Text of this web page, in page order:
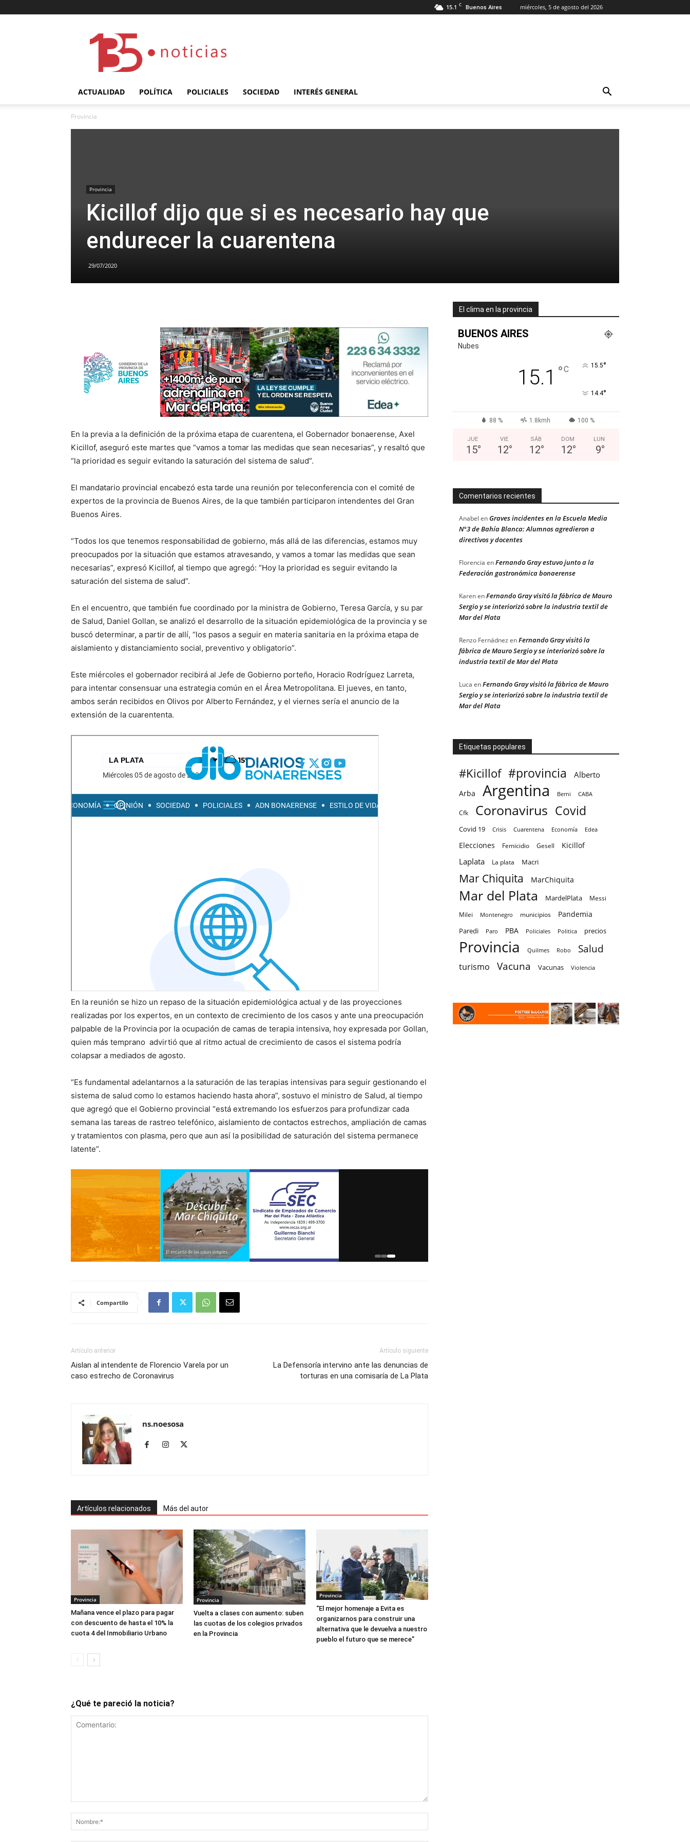
15.1 C Buenos Aires miércoles, 5 de agosto del 2026
ACTUALIDAD POLÍTICA POLICIALES SOCIEDAD INTERÉS GENERAL
Provincia
Provincia
Kicillof dijo que si es necesario hay que
endurecer la cuarentena
29/07/2020
En la previa a la definición de la próxima etapa de cuarentena, el Gobernador bonaerense, Axel
Kicillof, aseguró este martes que “vamos a tomar las medidas que sean necesarias”, y resaltó que
“la prioridad es seguir evitando la saturación del sistema de salud”.
El mandatario provincial encabezó esta tarde una reunión por teleconferencia con el comité de
expertos de la provincia de Buenos Aires, de la que también participaron intendentes del Gran
Buenos Aires.
“Todos los que tenemos responsabilidad de gobierno, más allá de las diferencias, estamos muy
preocupados por la situación que estamos atravesando, y vamos a tomar las medidas que sean
necesarias”, expresó Kicillof, al tiempo que agregó: “Hoy la prioridad es seguir evitando la
saturación del sistema de salud”.
En el encuentro, que también fue coordinado por la ministra de Gobierno, Teresa García, y su par
de Salud, Daniel Gollan, se analizó el desarrollo de la situación epidemiológica de la provincia y se
buscó determinar, a partir de allí, “los pasos a seguir en materia sanitaria en la próxima etapa de
aislamiento y distanciamiento social, preventivo y obligatorio”.
Este miércoles el gobernador recibirá al Jefe de Gobierno porteño, Horacio Rodríguez Larreta,
para intentar consensuar una estrategia común en el Área Metropolitana. El jueves, en tanto,
ambos serán recibidos en Olivos por Alberto Fernández, y el viernes sería el anuncio de la
extensión de la cuarententa.
En la reunión se hizo un repaso de la situación epidemiológica actual y de las proyecciones
realizadas por los expertos, en un contexto de crecimiento de los casos y ante una preocupación
palpable de la Provincia por la ocupación de camas de terapia intensiva, hoy expresada por Gollan,
quien más temprano advirtió que al ritmo actual de crecimiento de casos el sistema podría
colapsar a mediados de agosto.
“Es fundamental adelantarnos a la saturación de las terapias intensivas para seguir gestionando el
sistema de salud como lo estamos haciendo hasta ahora”, sostuvo el ministro de Salud, al tiempo
que agregó que el Gobierno provincial “está extremando los esfuerzos para profundizar cada
semana las tareas de rastreo telefónico, aislamiento de contactos estrechos, ampliación de camas
y tratamientos con plasma, pero que aun así la posibilidad de saturación del sistema permanece
latente”.
Compartilo
Artículo anterior
Aislan al intendente de Florencio Varela por un
caso estrecho de Coronavirus
Artículo siguiente
La Defensoría intervino ante las denuncias de
torturas en una comisaría de La Plata
ns.noesosa
Artículos relacionados Más del autor
Provincia
Mañana vence el plazo para pagar
con descuento de hasta el 10% la
cuota 4 del Inmobiliario Urbano
Provincia
Vuelta a clases con aumento: suben
las cuotas de los colegios privados
en la Provincia
Provincia
“El mejor homenaje a Evita es
organizarnos para construir una
alternativa que le devuelva a nuestro
pueblo el futuro que se merece”
¿Qué te pareció la noticia?
El clima en la provincia
BUENOS AIRES
Nubes
15.1 °C 15.5°
14.4°
88 % 1.8kmh 100 %
JUE
15°
VIE
12°
SÁB
12°
DOM
12°
LUN
9°
Comentarios recientes
Anabel enGraves incidentes en la Escuela Media
N°3 de Bahía Blanca: Alumnos agredieron a
directivos y docentes
Florencia enFernando Gray estuvo junto a la
Federación gastronómica bonaerense
KarenenFernando Gray visitó la fábrica de Mauro
Sergio y se interiorizó sobre la industria textil de
Mar del Plata
Renzo Fernádnez enFernando Gray visitó la
fábrica de Mauro Sergio y se interiorizó sobre la
industria textil de Mar del Plata
Luca enFernando Gray visitó la fábrica de Mauro
Sergio y se interiorizó sobre la industria textil de
Mar del Plata
Etiquetas populares
#Kicillof #provincia Alberto
Arba Argentina Berni CABA
Cfk Coronavirus Covid
Covid 19 Crisis Cuarentena Economía Edea
Elecciones Femicidio Gesell Kicillof
Laplata La plata Macri
Mar Chiquita MarChiquita
Mar del Plata MardelPlata
Messi
Milei
Montenegro municipios Pandemia
Paredi Paro PBA Policiales Politica precios
Provincia Quilmes Robo Salud
turismo Vacuna Vacunas Violencia